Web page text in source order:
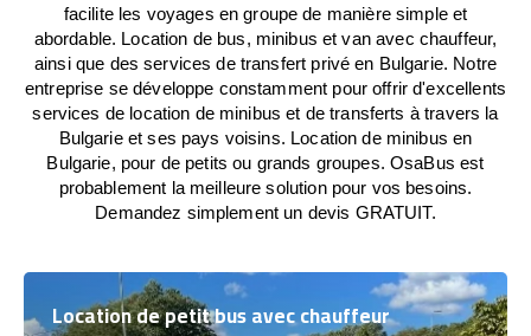
facilite les voyages en groupe de manière simple et
abordable. Location de bus, minibus et van avec chauffeur,
ainsi que des services de transfert privé en Bulgarie. Notre
entreprise se développe constamment pour offrir d'excellents
services de location de minibus et de transferts à travers la
Bulgarie et ses pays voisins. Location de minibus en
Bulgarie, pour de petits ou grands groupes. OsaBus est
probablement la meilleure solution pour vos besoins.
Demandez simplement un devis GRATUIT.
Location de petit bus avec chauffeur